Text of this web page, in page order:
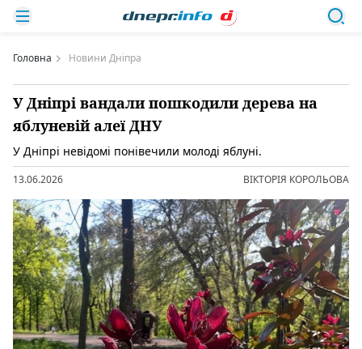
Головна Новини Дніпра
У Дніпрі вандали пошкодили дерева на
яблуневій алеї ДНУ
У Дніпрі невідомі понівечили молоді яблуні.
13.06.2026 ВІКТОРІЯ КОРОЛЬОВА